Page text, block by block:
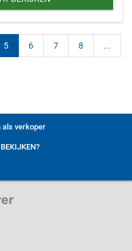
5 6 7 8 ...
als verkoper